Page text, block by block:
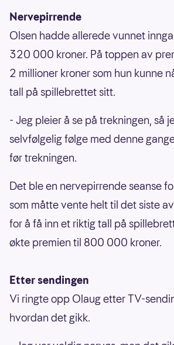
Nervepirrende
Olsen hadde allerede vunnet
320 000 kroner. På toppen av
2 millioner kroner som hun kunne
tall på spillebrettet sitt.
- Jeg pleier å se på trekningen, så
selvfølgelig følge med denne
før trekningen.
Det ble en nervepirrende seanse
som måtte vente helt til det siste
for å få inn et riktig tall på
økte premien til 800 000 kroner.
Etter sendingen
Vi ringte opp Olaug etter TV-
hvordan det gikk.